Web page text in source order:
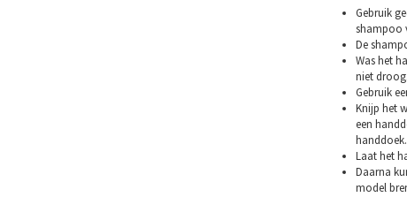
Gebruik
shampoo
De
Was het
niet droog.
Gebruik
Knijp het
een
handdoek.
Laat het
Daarna
model